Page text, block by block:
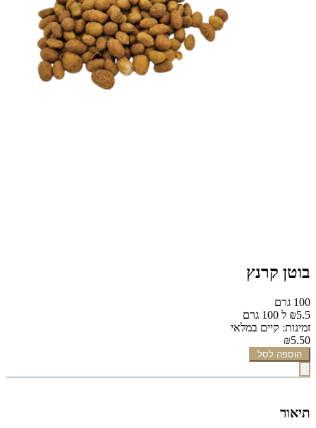
בוטן קרנץ
100 גרם
₪5.5 ל 100 גרם
זמינות: קיים במלאי
₪5.50
הוספה לסל
תיאור